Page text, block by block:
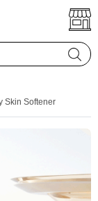
Skin Softener